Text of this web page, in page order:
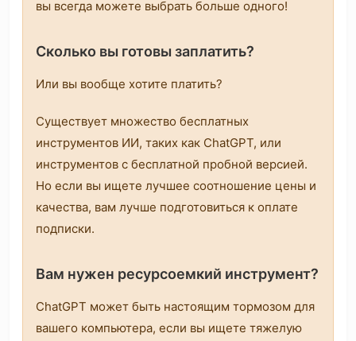
вы всегда можете выбрать больше одного!
Сколько вы готовы заплатить?
Или вы вообще хотите платить?
Существует множество бесплатных
инструментов ИИ, таких как ChatGPT, или
инструментов с бесплатной пробной версией.
Но если вы ищете лучшее соотношение цены и
качества, вам лучше подготовиться к оплате
подписки.
Вам нужен ресурсоемкий инструмент?
ChatGPT может быть настоящим тормозом для
вашего компьютера, если вы ищете тяжелую